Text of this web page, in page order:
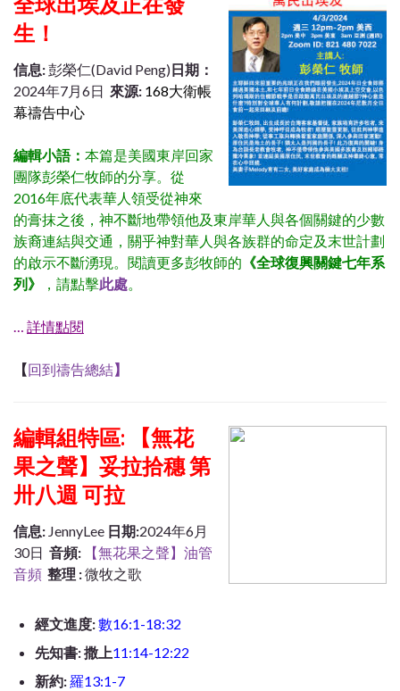
生！
信息:彭榮仁(David Peng)日期：
2024年7月6日 來源: 168大衛帳
幕禱告中心
編輯小語： 本篇是美國東岸回家
團隊彭榮仁牧師的分享。從
2016年底代表華人領受從神來
的膏抹之後，神不斷地帶領他及東岸華人與各個關鍵的少數
族裔連結與交通，關乎神對華人與各族群的命定及末世計劃
的啟示不斷湧現。 閱讀更多彭牧師的 《全球復興關鍵七年系
列》
，請點擊此處
詳情點閱
【回到禱告總結】
編輯組特區: 【無花
果之聲】妥拉拾穗 第
卅八週 可拉
信息: JennyLee 日期:2024年6月
30日 音頻:
【無花果之聲】油管
音頻 整理 :微牧之歌
經文進度:數16:1-18:32
先知書: 撒上11:14-12:22
新約:羅13:1-7